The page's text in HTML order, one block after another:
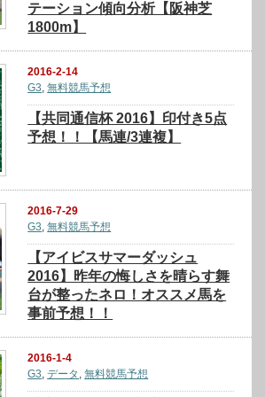
テーション傾向分析【阪神芝
1800m】
2016-2-14
G3,無料競馬予想
【共同通信杯 2016】印付き5点
予想！！【馬連/3連複】
2016-7-29
G3 ,無料競馬予想
【アイビスサマーダッシュ
2016】昨年の悔しさを晴らす舞
台が整ったネロ！オススメ馬を
事前予想！！
2016-1-4
G3 ,データ ,無料競馬予想